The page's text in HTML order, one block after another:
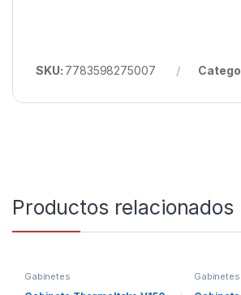
SKU: 7783598275007
Productos relacionados
Gabinetes Gabinetes